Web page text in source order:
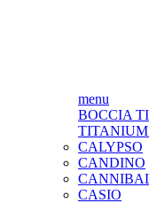
menu
BOCCIA
CALYPSO
CANDINO
CASIO